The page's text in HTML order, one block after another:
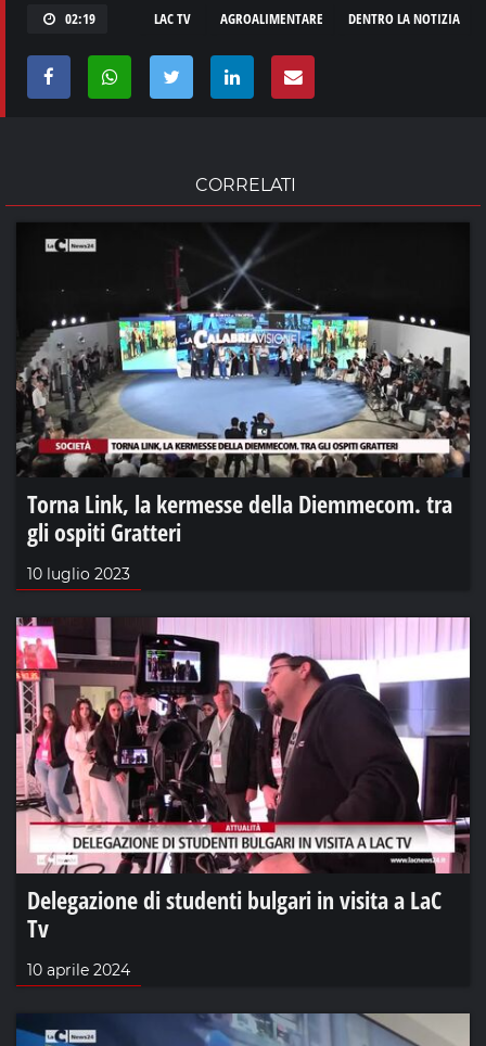
02:19 DENTRO LA NOTIZIA
AGROALIMENTARE
LAC TV
CORRELATI
Torna Link, la kermesse della Diemmecom. tra
gli ospiti Gratteri
10 luglio 2023
Delegazione di studenti bulgari in visita a LaC
Tv
10 aprile 2024